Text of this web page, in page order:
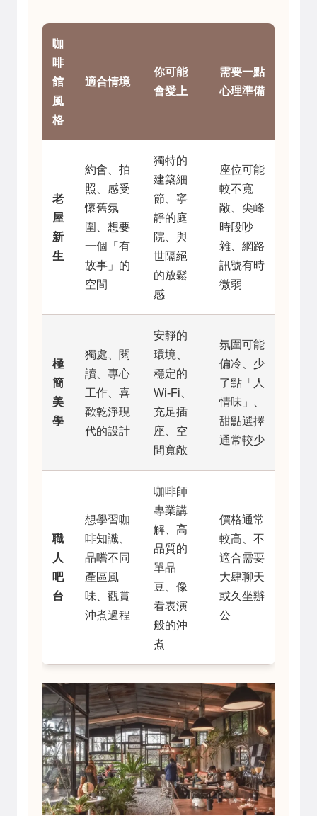
咖
啡
館
風
格
適合情境
你可能
會愛上
需要一點
心理準備
老
屋
新
生
約會、拍
照、感受
懷舊氛
圍、想要
一個「有
故事」的
空間
獨特的
建築細
節、寧
靜的庭
院、與
世隔絕
的放鬆
感
座位可能
較不寬
敞、尖峰
時段吵
雜、網路
訊號有時
微弱
極
簡
美
學
獨處、閱
讀、專心
工作、喜
歡乾淨現
代的設計
安靜的
環境、
穩定的
Wi-Fi、
充足插
座、空
間寬敞
氛圍可能
偏冷、少
了點「人
情味」、
甜點選擇
通常較少
職
人
吧
台
想學習咖
啡知識、
品嚐不同
產區風
味、觀賞
沖煮過程
咖啡師
專業講
解、高
品質的
單品
豆、像
看表演
般的沖
煮
價格通常
較高、不
適合需要
大肆聊天
或久坐辦
公